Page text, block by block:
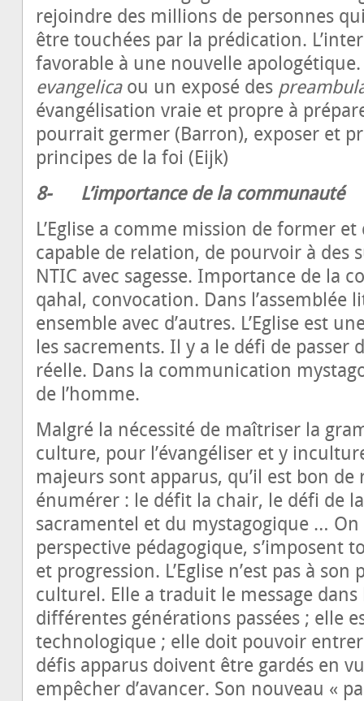
rejoindre des millions de personnes
être touchées par la prédication.
favorable à une nouvelle
evangelica ou un exposé des
évangélisation vraie et propre à
pourrait germer (Barron), exposer et
principes de la foi (Eijk)
8- L’importance de la communauté
L’Eglise a comme mission de former
capable de relation, de pourvoir à des
NTIC avec sagesse. Importance de la
qahal, convocation. Dans l’assemblée
ensemble avec d’autres. L’Eglise est
les sacrements. Il y a le défi de
réelle. Dans la communication
de l’homme.
Malgré la nécessité de maîtriser la
culture, pour l’évangéliser et y
majeurs sont apparus, qu’il est bon
énumérer : le défit la chair, le défi de
sacramentel et du mystagogique …
perspective pédagogique, s’imposent
et progression. L’Eglise n’est pas à
culturel. Elle a traduit le message
différentes générations passées ; elle
technologique ; elle doit pouvoir
défis apparus doivent être gardés en
empêcher d’avancer. Son nouveau «